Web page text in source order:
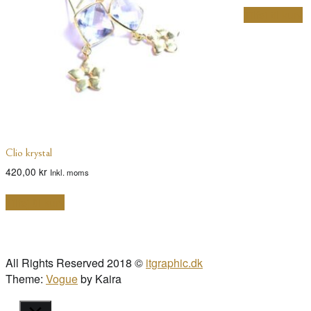
Clio krystal
420,00 kr Inkl. moms
pris
var:
All Rights Reserved 2018 © itgraphic.dk
Theme: Vogueby Kaira